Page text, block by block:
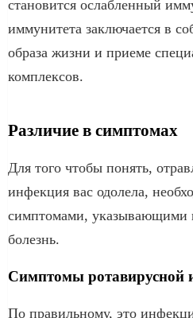
становится ослабленный
иммунитета заключается в
образа жизни и приеме
комплексов.
Различие в симптомах
Для того чтобы понять,
инфекция вас одолела,
симптомами, указывающими
болезнь.
Симптомы ротавирусной
По правильному, это